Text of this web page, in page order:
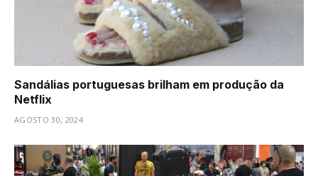
Sandálias portuguesas brilham em produção da
Netflix
AGOSTO 30, 2024